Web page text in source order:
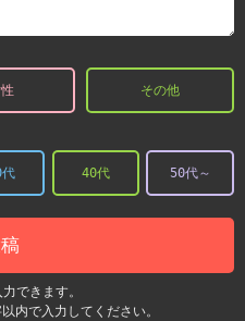
その他
40代 50代～
できます。
内で入力してください。